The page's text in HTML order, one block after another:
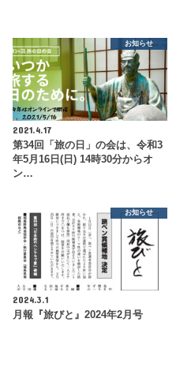
お知らせ
2021.4.17
第34回「旅の日」の会は、令和3
年5月16日(日) 14時30分からオ
ン…
お知らせ
2024.3.1
月報『旅びと』2024年2月号